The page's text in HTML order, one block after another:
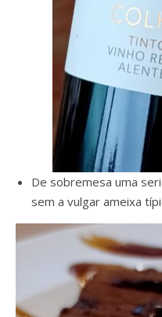
De sobremesa uma
sem a vulgar ameixa